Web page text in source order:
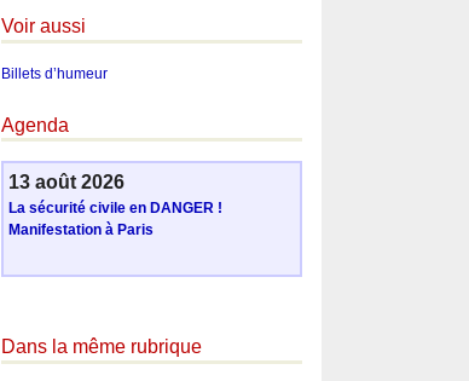
Voir aussi
Billets d’humeur
Agenda
13 août 2026
La sécurité civile en DANGER !
Manifestation à Paris
Dans la même rubrique